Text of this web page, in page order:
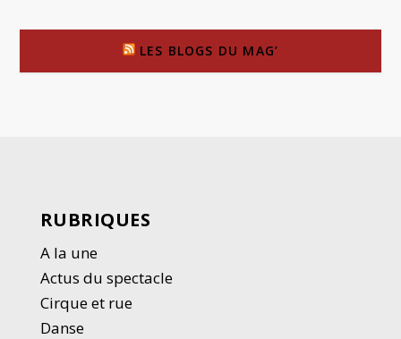
LES BLOGS DU MAG’
RUBRIQUES
A la une
Actus du spectacle
Cirque et rue
Danse